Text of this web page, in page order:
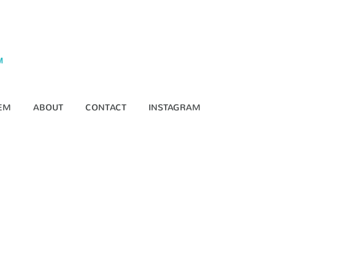
ABOUT CONTACT INSTAGRAM